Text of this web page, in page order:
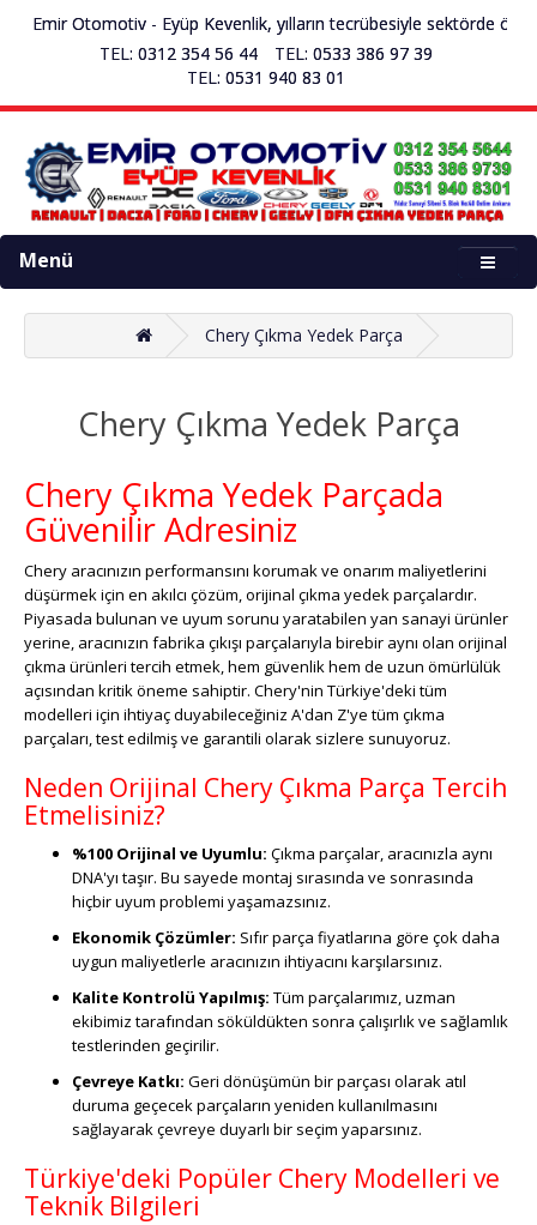
Otomotiv - Eyüp Kevenlik, yılların tecrübesiyle sektörde öncü
TEL: 0312 354 56 44
TEL: 0533 386 97 39
TEL: 0531 940 83 01
Menü
Chery Çıkma Yedek Parça
Chery Çıkma Yedek Parça
Chery Çıkma Yedek Parçada
Güvenilir Adresiniz
Chery aracınızın performansını korumak ve onarım maliyetlerini
düşürmek için en akılcı çözüm, orijinal çıkma yedek parçalardır.
Piyasada bulunan ve uyum sorunu yaratabilen yan sanayi ürünler
yerine, aracınızın fabrika çıkışı parçalarıyla birebir aynı olan orijinal
çıkma ürünleri tercih etmek, hem güvenlik hem de uzun ömürlülük
açısından kritik öneme sahiptir. Chery'nin Türkiye'deki tüm
modelleri için ihtiyaç duyabileceğiniz A'dan Z'ye tüm çıkma
parçaları, test edilmiş ve garantili olarak sizlere sunuyoruz.
Neden Orijinal Chery Çıkma Parça Tercih
Etmelisiniz?
%100 Orijinal ve Uyumlu: Çıkma parçalar, aracınızla aynı
DNA'yı taşır. Bu sayede montaj sırasında ve sonrasında
hiçbir uyum problemi yaşamazsınız.
Ekonomik Çözümler: Sıfır parça fiyatlarına göre çok daha
uygun maliyetlerle aracınızın ihtiyacını karşılarsınız.
Kalite Kontrolü Yapılmış: Tüm parçalarımız, uzman
ekibimiz tarafından söküldükten sonra çalışırlık ve sağlamlık
testlerinden geçirilir.
Çevreye Katkı: Geri dönüşümün bir parçası olarak atıl
duruma geçecek parçaların yeniden kullanılmasını
sağlayarak çevreye duyarlı bir seçim yaparsınız.
Türkiye'deki Popüler Chery Modelleri ve
Teknik Bilgileri